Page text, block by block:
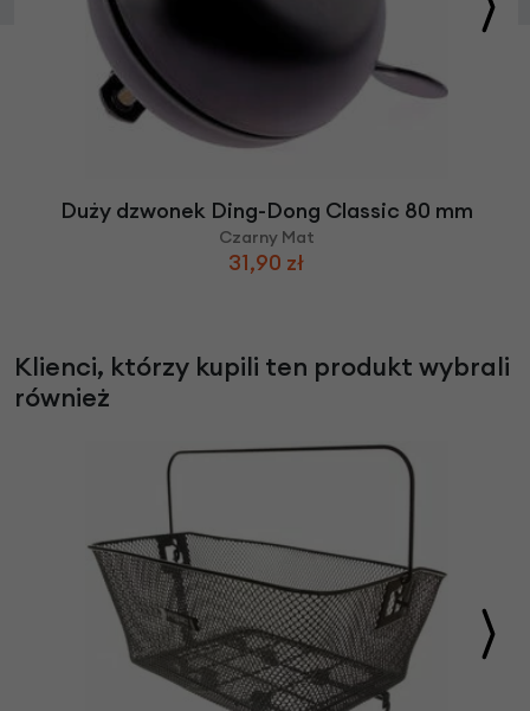
Duży dzwonek Ding-Dong Classic 80 mm
Czarny Mat
31,90 zł
Klienci, którzy kupili ten produkt wybrali
również